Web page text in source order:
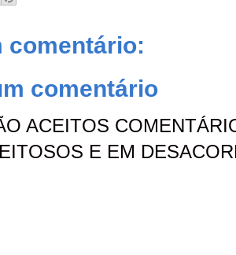
comentário:
comentário
ACEITOS
E EM